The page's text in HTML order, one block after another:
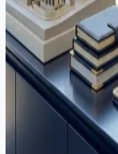
internacionales. El
la demanda extranjera.
Propiedad 3 min de
Copropiedad de
Soluciones Legales
En Chipre, una parte